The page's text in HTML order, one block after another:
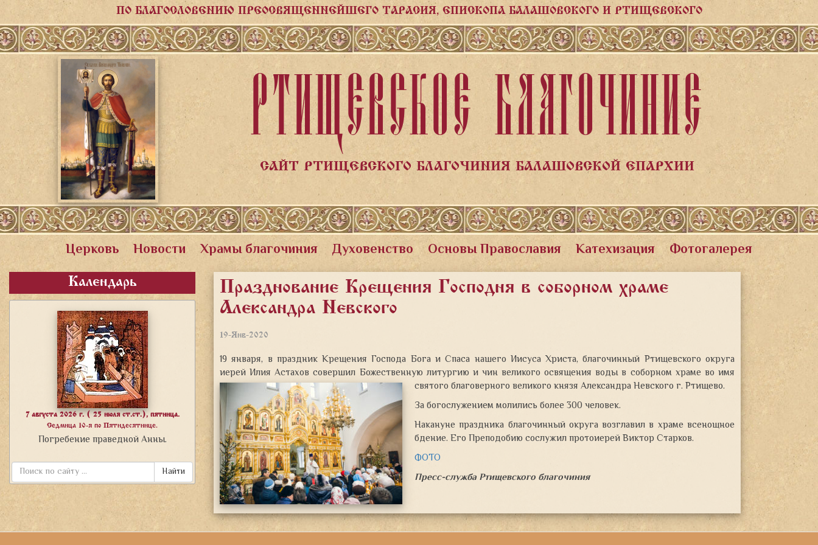
ПО БЛАГОСЛОВЕНИЮ ПРЕОСВЯЩЕННЕЙШЕГО ТАРАСИЯ, ЕПИСКОПА БАЛАШОВСКОГО И РТИЩЕВСКОГО
РТИЩЕВСКОЕ БЛАГОЧИНИЕ
САЙТ РТИЩЕВСКОГО БЛАГОЧИНИЯ БАЛАШОВСКОЙ ЕПАРХИИ
Церковь Новости Храмы благочиния Духовенство Основы Православия Катехизация Фотогалерея
Календарь
7 августа 2026 г. ( 25 июля ст.ст.), пятница.
Седмица 10-я по Пятидесятнице.
Погребение праведной Анны.
Найти
Празднование Крещения Господня в соборном храме
Александра Невского
19-Янв-2020
19 января, в праздник Крещения Господа Бога и Спаса нашего Иисуса Христа, благочинный Ртищевского округа
иерей Илия Астахов совершил Божественную литургию и чин великого освящения воды в соборном храме во имя
святого благоверного великого князя Александра Невского г. Ртищево.
За богослужением молились более 300 человек.
Накануне праздника благочинный округа возглавил в храме всенощное
бдение. Его Преподобию сослужил протоиерей Виктор Старков.
ФОТО
Пресс-служба Ртищевского благочиния